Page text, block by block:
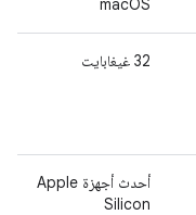
macOS
‫32 غيغابايت
أحدث أجهزة Apple
Silicon